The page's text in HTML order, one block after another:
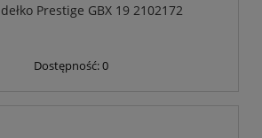
Prestige GBX 19 2102172
Dostępność:0